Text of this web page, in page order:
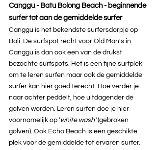
Canggu - Batu Bolong Beach - beginnende
surfer tot aan de gemiddelde surfer
Canggu is het bekendste surfersdorpje op
Bali. De surfspot recht voor Old Man's in
Canggu is dan ook een van de drukst
bezochte surfspots. Het is een fijne surfplek
om te leren surfen maar ook de gemiddelde
surfer kan hier goed terecht. Hoe verder je
naar achter peddelt, hoe uitdagender de
golven worden. Leren surfen doe je hier
voornamelijk op ‘white wash’ (gebroken
golven). Ook Echo Beach is een geschikte
plek voor de gemiddelde tot ervaren surfer.